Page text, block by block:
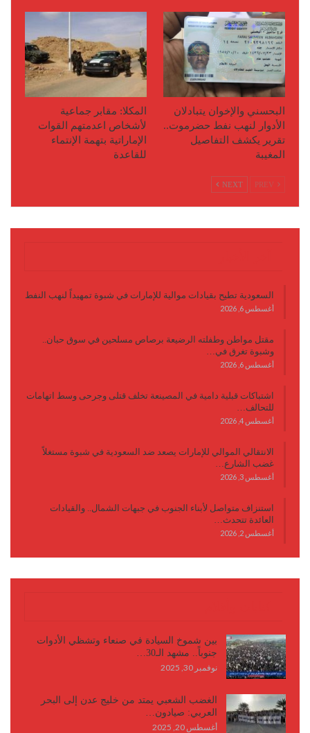
البحسني والإخوان يتبادلان
الأدوار لنهب نفط حضرموت..
تقرير يكشف التفاصيل
المغيبة
المكلا: مقابر جماعية
ﻷشخاص اعدمتهم القوات
اﻹماراتية بتهمة اﻹنتماء
للقاعدة
NEXT
السعودية تطيح بقيادات موالية للإمارات في شبوة تمهيداً لنهب النفط
أغسطس 6, 2026
مقتل مواطن وطفلته الرضيعة برصاص مسلحين في سوق حبان..
وشبوة تغرق في…
أغسطس 6, 2026
اشتباكات قبلية دامية في المصينعة تخلف قتلى وجرحى وسط اتهامات
للتحالف…
أغسطس 4, 2026
الانتقالي الموالي للإمارات يصعد ضد السعودية في شبوة مستغلاً
غضب الشارع…
أغسطس 3, 2026
استنزاف متواصل لأبناء الجنوب في جبهات الشمال.. والقيادات
العائدة تتحدث…
أغسطس 2, 2026
بين شموخ السيادة في صنعاء وتشظي الأدوات
جنوباً.. مشهد الـ30…
نوفمبر 30, 2025
الغضب الشعبي يمتد من خليج عدن إلى البحر
العربي: صيادون…
أغسطس 20, 2025